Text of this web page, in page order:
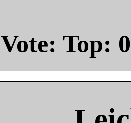
Vote: Top: 0